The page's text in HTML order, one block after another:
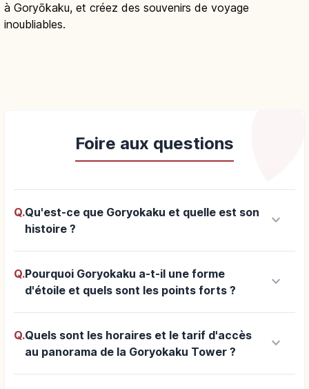
à Goryōkaku, et créez des souvenirs de voyage
inoubliables.
Foire aux questions
Q.Qu'est-ce que Goryokaku et quelle est son
histoire ?
keyboard_arrow_down
Q.Pourquoi Goryokaku a-t-il une forme
d'étoile et quels sont les points forts ?
keyboard_arrow_down
Q.Quels sont les horaires et le tarif d'accès
au panorama de la Goryokaku Tower ?
keyboard_arrow_down